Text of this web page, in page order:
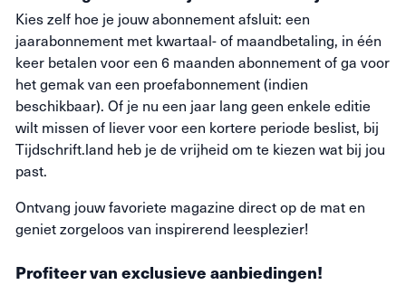
Kies zelf hoe je jouw abonnement afsluit: een
jaarabonnement met kwartaal- of maandbetaling, in één
keer betalen voor een 6 maanden abonnement of ga voor
het gemak van een proefabonnement (indien
beschikbaar). Of je nu een jaar lang geen enkele editie
wilt missen of liever voor een kortere periode beslist, bij
Tijdschrift.land heb je de vrijheid om te kiezen wat bij jou
past.
Ontvang jouw favoriete magazine direct op de mat en
geniet zorgeloos van inspirerend leesplezier!
Profiteer van exclusieve aanbiedingen!